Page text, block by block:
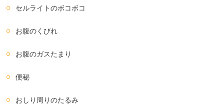
セルライトのボコボコ
お腹のくびれ
お腹のガスたまり
便秘
おしり周りのたるみ